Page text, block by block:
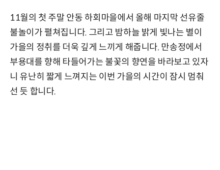
11월의 첫 주말 안동 하회마을에서 올해 마지막 선유줄
불놀이가 펼쳐집니다. 그리고 밤하늘 밝게 빛나는 별이
가을의 정취를 더욱 깊게 느끼게 해줍니다. 만송정에서
부용대를 향해 타들어가는 불꽃의 향연을 바라보고 있자
니 유난히 짧게 느껴지는 이번 가을의 시간이 잠시 멈춰
선 듯 합니다.